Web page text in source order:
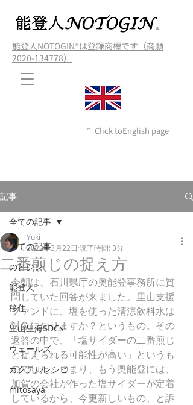
能登人NOTOGIN®️は登録商標です（商願
2020-134778）
↑ Click toEnglish page
記事
全ての記事
のとジン
能登人
移住
里山里海SDGs
ウェールズ
カクテルレシピ
mitosaya
全ての記事
二番煎じの捉え方
Yuki
2022年3月22日 読了時間: 3分
今朝は、石川県庁の奥能登事務所に質
問していた回答が来ました。里山支援
ファンドに、塩を使った清涼飲料水は
対象になりますか？というもの。その
返答の中で、「塩サイダーの二番煎じ
と捉えられる可能性が高い」というも
のでした。つまり、もう奥能登には、
加賀の会社が作った塩サイダーが定着
しているから、今更新しいもの、と訴